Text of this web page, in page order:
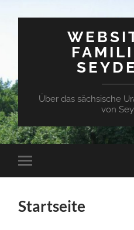
Über das sächsische
von
Mobile-
Menü
Startseite